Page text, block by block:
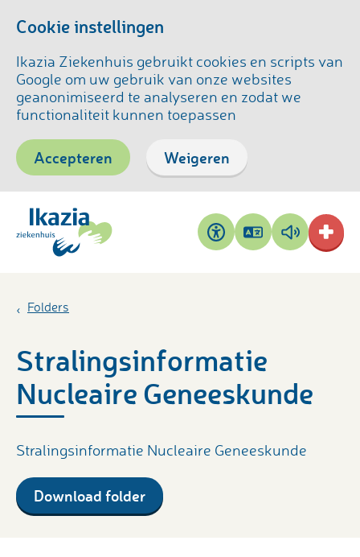
Cookie instellingen
Ikazia Ziekenhuis gebruikt cookies en scripts van
Google om uw gebruik van onze websites
geanonimiseerd te analyseren en zodat we
functionaliteit kunnen toepassen
Accepteren Weigeren
Toegankelijkheid
Pagina
vertalen
Pagina
voorlezen
Folders
Stralingsinformatie
Nucleaire Geneeskunde
Stralingsinformatie Nucleaire Geneeskunde
Download folder